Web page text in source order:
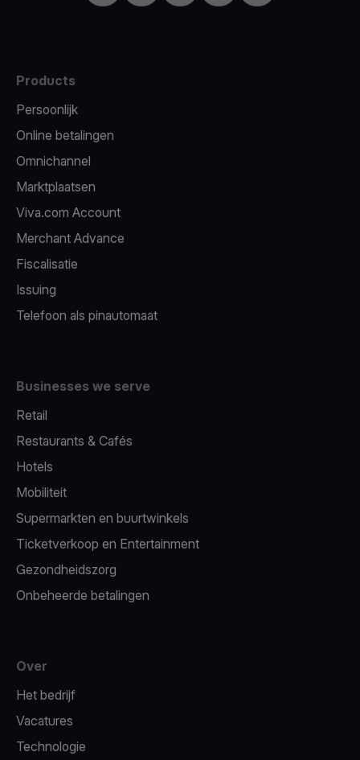
Products
Persoonlijk
Online betalingen
Omnichannel
Marktplaatsen
Viva.com Account
Merchant Advance
Fiscalisatie
Issuing
Telefoon als pinautomaat
Businesses we serve
Retail
Restaurants & Cafés
Hotels
Mobiliteit
Supermarkten en buurtwinkels
Ticketverkoop en Entertainment
Gezondheidszorg
Onbeheerde betalingen
Over
Het bedrijf
Vacatures
Technologie